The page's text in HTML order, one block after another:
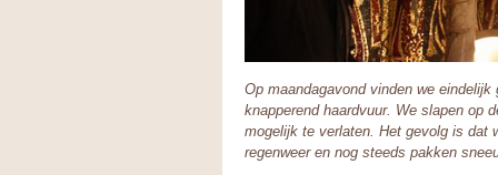
Op maandagavond vinden we
knapperend haardvuur. We slapen op
mogelijk te verlaten. Het gevolg is dat
regenweer en nog steeds pakken